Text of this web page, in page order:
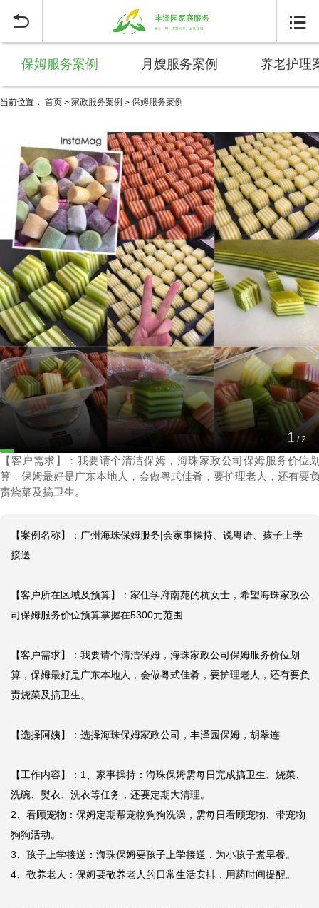
 
保姆服务案例 月嫂服务案例 养老护理
当前位置： 首页 > 家政服务案例 > 保姆服务案例
1 /2
广州海珠保姆服务|会家事操持、说粤语、孩子上
学接送
2024-09-02 15:43:59
【客户需求】：我要请个清洁保姆，海珠家政公司保姆服务价位
算，保姆最好是广东本地人，会做粤式佳肴，要护理老人，还有要
责烧菜及搞卫生。
【案例名称】：广州海珠保姆服务|会家事操持、说粤语、孩子上学
接送
【客户所在区域及预算】：家住学府南苑的杭女士，希望海珠家政公
司保姆服务价位预算掌握在5300元范围
【客户需求】：我要请个清洁保姆，海珠家政公司保姆服务价位划
算，保姆最好是广东本地人，会做粤式佳肴，要护理老人，还有要负
责烧菜及搞卫生。
【选择阿姨】：选择海珠保姆家政公司，丰泽园保姆，胡翠连
【工作内容】：1、家事操持：海珠保姆需每日完成搞卫生、烧菜、
洗碗、熨衣、洗衣等任务，还要定期大清理。
2、看顾宠物：保姆定期帮宠物狗狗洗澡，需每日看顾宠物、带宠物
狗狗活动。
3、孩子上学接送：海珠保姆要孩子上学接送，为小孩子煮早餐。
4、敬养老人：保姆要敬养老人的日常生活安排，用药时间提醒。